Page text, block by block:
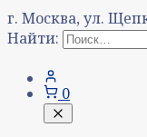
г. Москва, ул.
Найти:
0